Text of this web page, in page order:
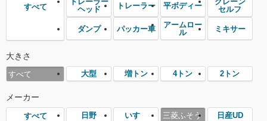
すべて
ヘッド
トレーラー 平ボディー
セルフ
ダンプ パッカー車
アームロー
ル
ミキサー
大きさ
すべて 大型 増トン 4トン 2トン
メーカー
すべて 日野 いすゞ 三菱ふそう 日産UD